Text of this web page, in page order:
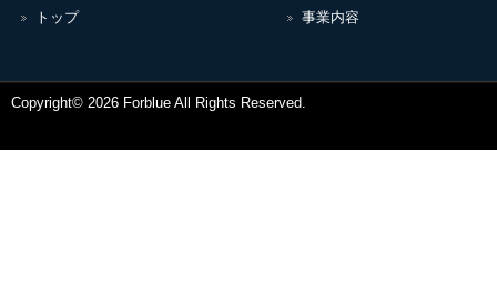
トップ 事業内容
Copyright© 2026 Forblue All Rights Reserved.